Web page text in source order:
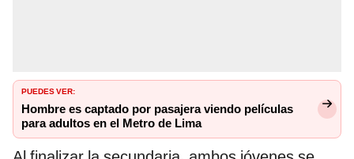
PUEDES VER:
Hombre es captado por pasajera viendo películas
para adultos en el Metro de Lima